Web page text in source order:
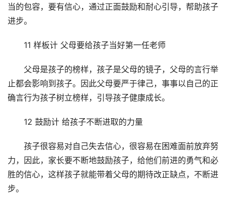
当的包容，要有信心，通过正面鼓励和耐心引导，帮助孩子
进步。
11 样板计 父母要给孩子当好第一任老师
父母是孩子的榜样，孩子是父母的镜子，父母的言行举
止都会影响到孩子。因此父母要严于律己，事事以自己的正
确言行为孩子树立榜样，引导孩子健康成长。
12 鼓励计 给孩子不断进取的力量
孩子很容易对自己失去信心，很容易在困难面前放弃努
力，因此，家长要不断地鼓励孩子，给他们前进的勇气和必
胜的信心，这样孩子就能带着父母的期待改正缺点，不断进
步。